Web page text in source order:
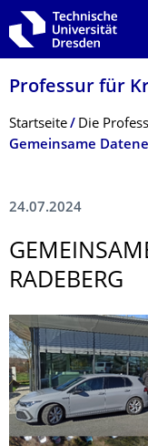
Zur Hauptnavigation
Zur Suche springen
Zum Inhalt springen
Professur für
Breadcrumb-Menü
Startseite Die
Gemeinsame
24.07.2024
RADEBERG